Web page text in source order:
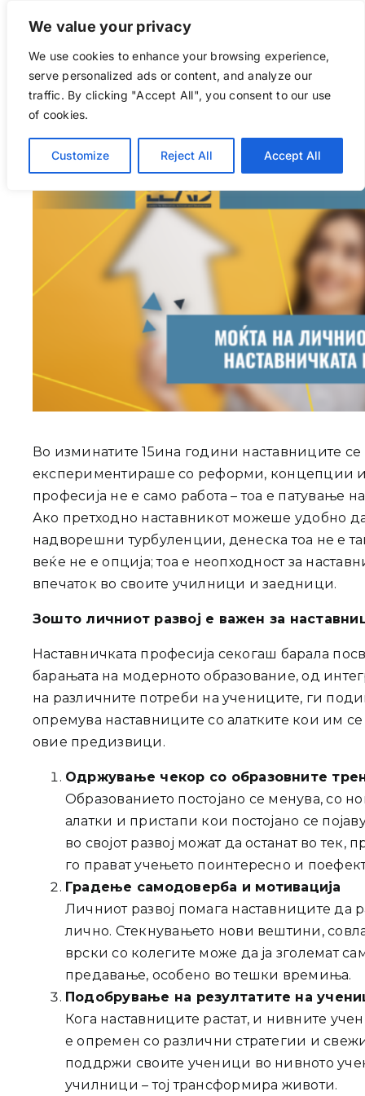
We value your privacy
We use cookies to enhance your browsing experience,
serve personalized ads or content, and analyze our
traffic. By clicking "Accept All", you consent to our use
of cookies.
Customize Reject All Accept All
Go to...
Во изминатите 15ина години наставниците
експериментираше со реформи, концепции и
професија не е само работа – тоа е патување
Ако претходно наставникот можеше удобно
надворешни турбуленции, денеска тоа не е
веќе не е опција; тоа е неопходност за
впечаток во своите училници и заедници.
Зошто личниот развој е важен за
Наставничката професија секогаш барала
барањата на модерното образование, од
на различните потреби на учениците, ги
опремува наставниците со алатките кои им
овие предизвици.
Одржување чекор со образовните
Образованието постојано се менува, со
алатки и пристапи кои постојано се
во својот развој можат да останат во
го прават учењето поинтересно и
Градење самодоверба и мотивација
Личниот развој помага наставниците да
лично. Стекнувањето нови вештини,
врски со колегите може да ја зголемат
предавање, особено во тешки времиња.
Подобрување на резултатите на
Кога наставниците растат, и нивните
е опремен со различни стратегии и
поддржи своите ученици во нивното
училници – тој трансформира животи.